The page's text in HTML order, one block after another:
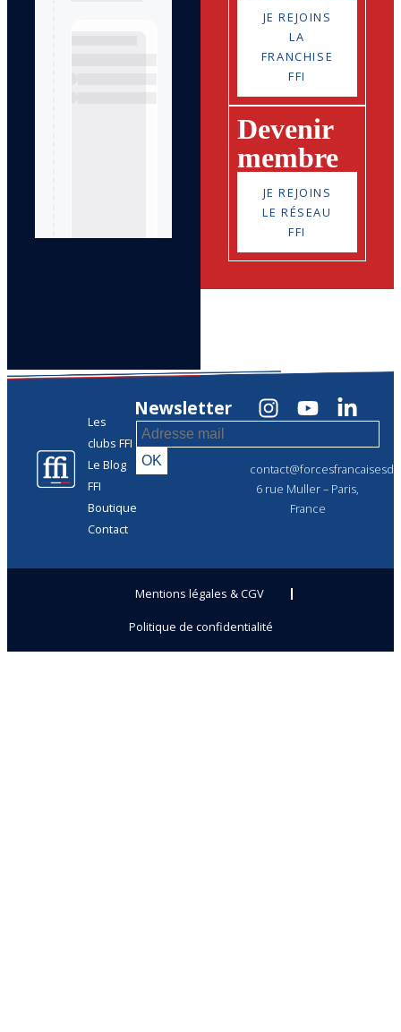
JE REJOINS
LA
FRANCHISE
FFI
Devenir
membre
JE REJOINS
LE RÉSEAU
FFI
Les
clubs FFI
Le Blog
FFI
Boutique
Contact
6 rue Muller – Paris,
France
Newsletter
Mentions légales & CGV
Politique de confidentialité